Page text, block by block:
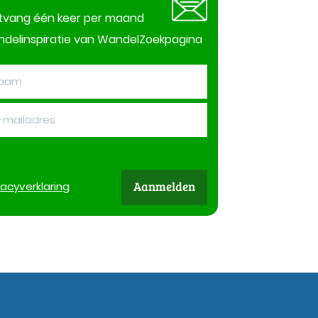
één keer per maand
van WandelZoekpagina
verklaring Aanmelden